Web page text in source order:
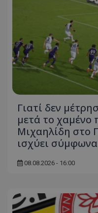
Γιατί δεν
μετά το χαμένο
Μιχαηλίδη στο
ισχύει
08.08.2026 - 16:00